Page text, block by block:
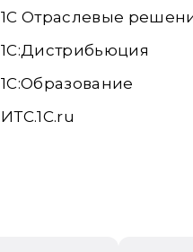
1С Отраслевые
1С:Дистрибьюция
1С:Образование
ИТС.1C.ru